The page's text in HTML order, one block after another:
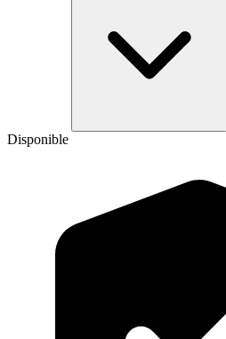
Disponible